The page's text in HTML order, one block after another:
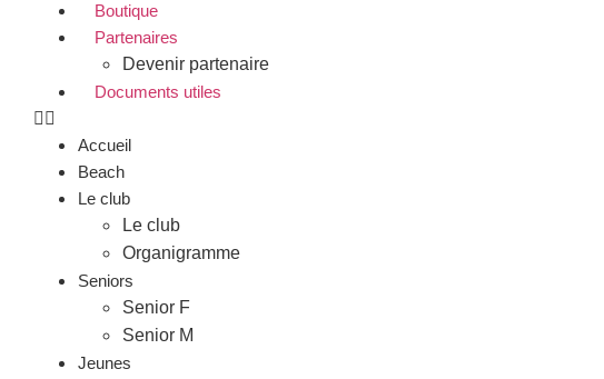
Boutique
Partenaires
Devenir partenaire
Documents utiles
Accueil
Beach
Le club
Le club
Organigramme
Seniors
Senior F
Senior M
Jeunes